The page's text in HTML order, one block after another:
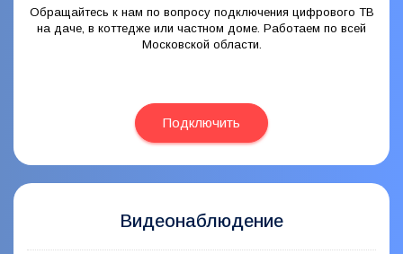
Обращайтесь к нам по вопросу подключения цифрового ТВ
на даче, в коттедже или частном доме. Работаем по всей
Московской области.
Подключить
Видеонаблюдение